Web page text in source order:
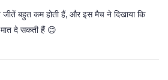
जीतें बहुत कम होती हैं, और इस मैच ने दिखाया कि
मात दे सकती हैं 😊